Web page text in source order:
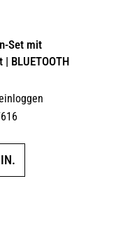
Set mit
BLUETOOTH